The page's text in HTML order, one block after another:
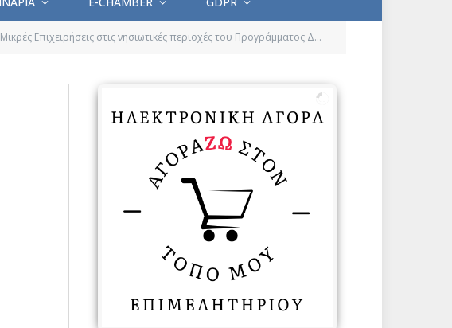
στις νησιωτικές περιοχές του Προγράμματος ΔΑΜ 2021-2027